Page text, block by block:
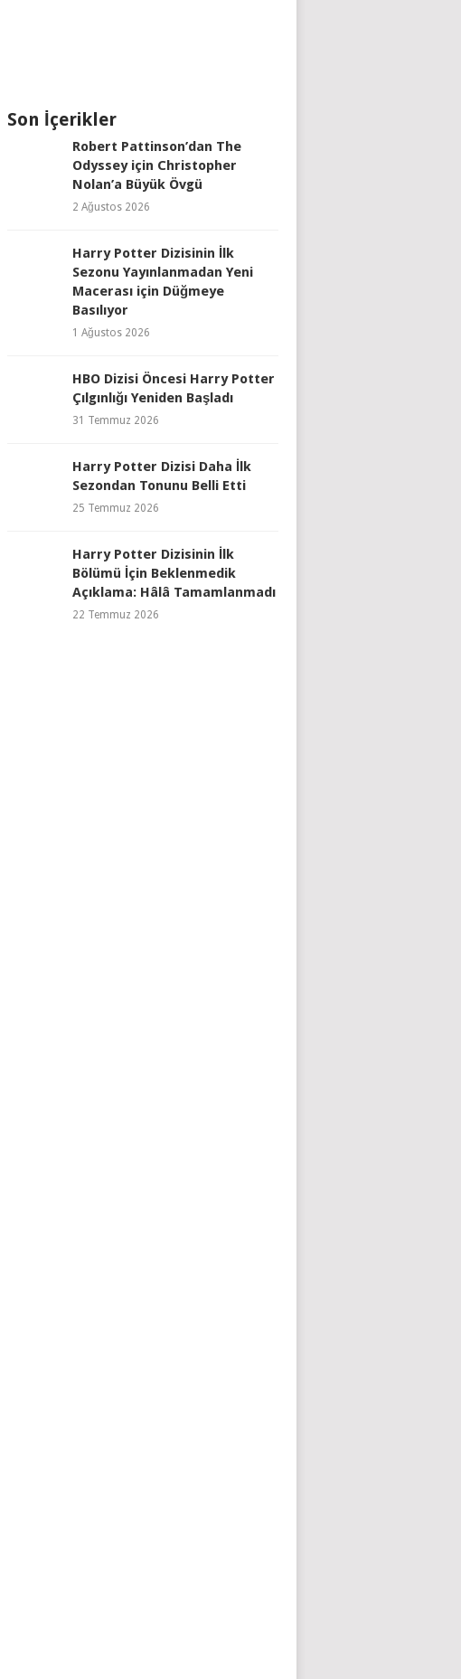
Son İçerikler
Robert Pattinson’dan The
Odyssey için Christopher
Nolan’a Büyük Övgü
2 Ağustos 2026
Harry Potter Dizisinin İlk
Sezonu Yayınlanmadan Yeni
Macerası için Düğmeye
Basılıyor
1 Ağustos 2026
HBO Dizisi Öncesi Harry Potter
Çılgınlığı Yeniden Başladı
31 Temmuz 2026
Harry Potter Dizisi Daha İlk
Sezondan Tonunu Belli Etti
25 Temmuz 2026
Harry Potter Dizisinin İlk
Bölümü İçin Beklenmedik
Açıklama: Hâlâ Tamamlanmadı
22 Temmuz 2026